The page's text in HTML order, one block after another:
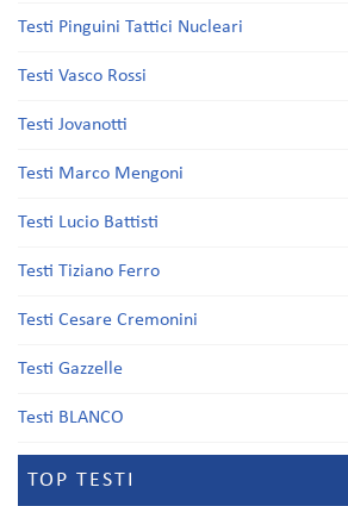
Testi Pinguini Tattici Nucleari
Testi Vasco Rossi
Testi Jovanotti
Testi Marco Mengoni
Testi Lucio Battisti
Testi Tiziano Ferro
Testi Cesare Cremonini
Testi Gazzelle
Testi BLANCO
TOP TESTI